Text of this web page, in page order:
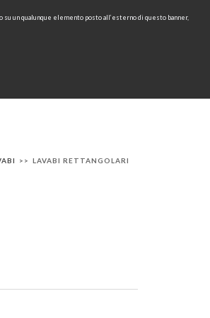
RU
>> LAVABI RETTANGOLARI
un qualunque elemento posto all’esterno di questo banner,